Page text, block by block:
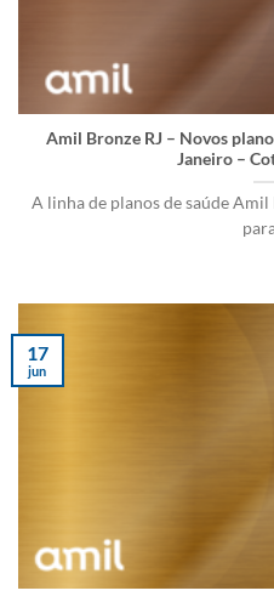
Amil Bronze RJ – Novos
Janeiro –
A linha de planos de saúde
17
jun